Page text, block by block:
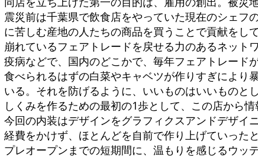
震災前は千葉県で飲食店をやっていた現在のシェフ
に苦しむ産地の人たちの商品を買うことで貢献をし
崩れているフェアトレードを戻せる力のあるネット
疫病などで、国内のどこかで、毎年フェアトレード
食べられるはずの白菜やキャベツが作りすぎにより
いる。それを防げるように、いいものはいいものと
しくみを作るための最初の1歩として、この店から
今回の内装はデザインをグラフィクスアンドデザイ
経費をかけず、ほとんどを自前で作り上げていった
プレオープンまでの短期間に、温もりを感じるウッ